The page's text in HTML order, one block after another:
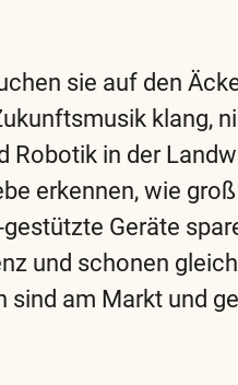
sie auf den
klang,
Robotik in der
erkennen, wie
Geräte
und schonen
am Markt und